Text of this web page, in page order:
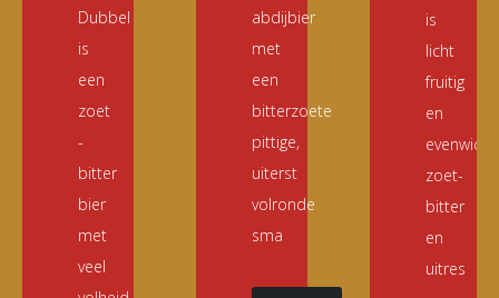
is
licht
fruitig
en
zoet-
bitter
en
uitres
Dubbel
is
een
zoet
-
bitter
bier
met
veel
abdijbier
met
een
bitterzoete
pittige,
uiterst
volronde
sma